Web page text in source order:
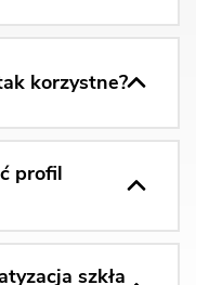
korzystne?
profil
szkła